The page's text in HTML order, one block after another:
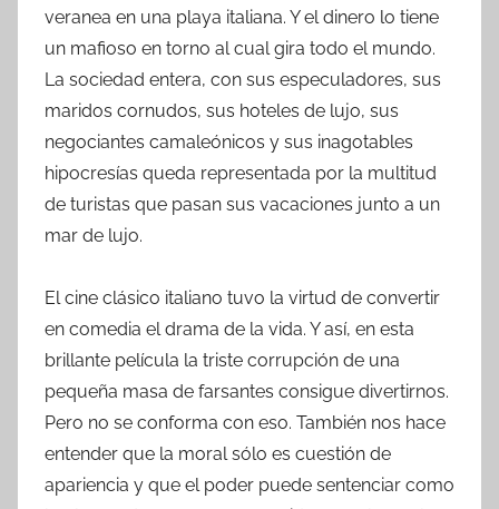
veranea en una playa italiana. Y el dinero lo tiene
un mafioso en torno al cual gira todo el mundo.
La sociedad entera, con sus especuladores, sus
maridos cornudos, sus hoteles de lujo, sus
negociantes camaleónicos y sus inagotables
hipocresías queda representada por la multitud
de turistas que pasan sus vacaciones junto a un
mar de lujo.
El cine clásico italiano tuvo la virtud de convertir
en comedia el drama de la vida. Y así, en esta
brillante película la triste corrupción de una
pequeña masa de farsantes consigue divertirnos.
Pero no se conforma con eso. También nos hace
entender que la moral sólo es cuestión de
apariencia y que el poder puede sentenciar como